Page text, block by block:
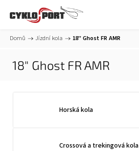
Domů / Jízdní kola / 18" Ghost FR AMR
18" Ghost FR AMR
Horská kola
Crossová a trekingová kola